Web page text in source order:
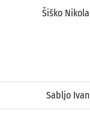
Šiško Nikola
Sabljo Ivan